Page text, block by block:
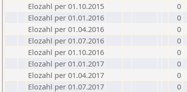
Elozahl per 01.10.2015
0
Elozahl per 01.01.2016
0
Elozahl per 01.04.2016
0
Elozahl per 01.07.2016
0
Elozahl per 01.10.2016
0
Elozahl per 01.01.2017
0
Elozahl per 01.04.2017
0
Elozahl per 01.07.2017
0